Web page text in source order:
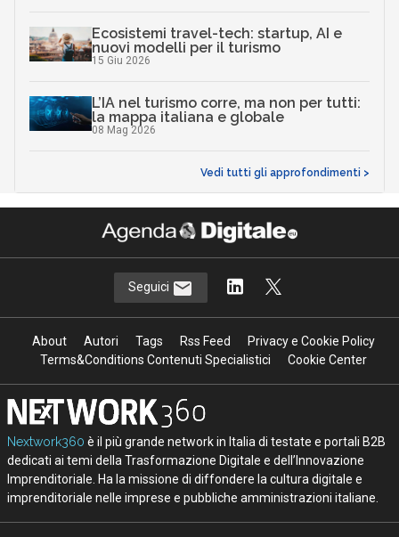
Ecosistemi travel-tech: startup, AI e
nuovi modelli per il turismo
15 Giu 2026
L’IA nel turismo corre, ma non per tutti:
la mappa italiana e globale
08 Mag 2026
Vedi tutti gli approfondimenti >
Seguici
About Autori Tags Rss Feed
Privacy e Cookie Policy
Terms&Conditions Contenuti Specialistici
Cookie Center
Nextwork360 è il più grande network in Italia di testate e portali B2B
dedicati ai temi della Trasformazione Digitale e dell’Innovazione
Imprenditoriale. Ha la missione di diffondere la cultura digitale e
imprenditoriale nelle imprese e pubbliche amministrazioni italiane.